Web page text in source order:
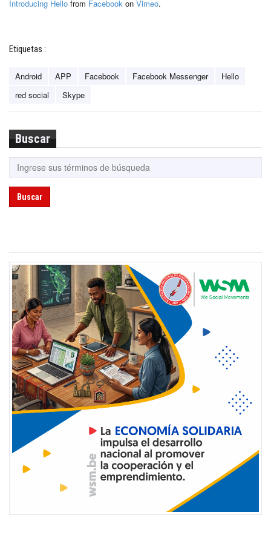
Introducing Hello from Facebook on Vimeo.
Etiquetas :
Android APP Facebook Facebook Messenger
Hello
red social
Skype
Buscar
Buscar